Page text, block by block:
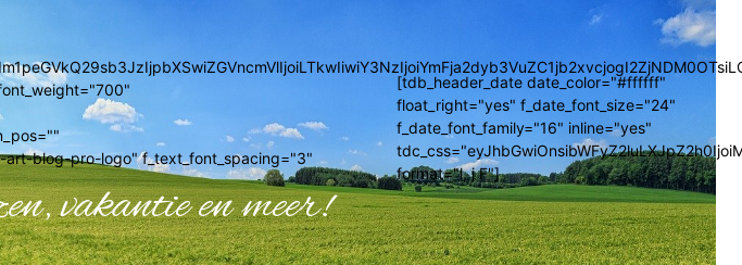
art-blog-pro-logo" f_text_font_spacing="3"
vakantie en meer!
[tdb_header_date date_color="#ffffff"
float_right="yes" f_date_font_size="24"
f_date_font_family="16" inline="yes"
format="l, j F"]